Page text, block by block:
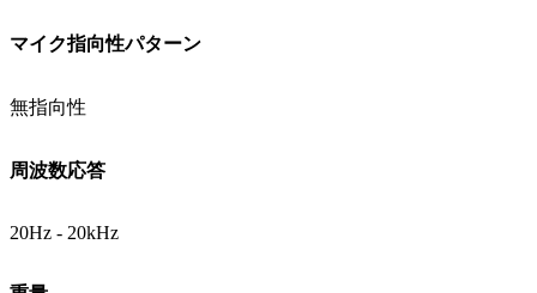
マイク指向性パターン
無指向性
周波数応答
20Hz - 20kHz